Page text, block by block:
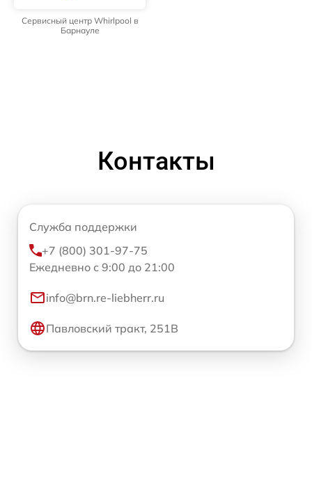
Сервисный центр Whirlpool в
Барнауле
Контакты
Служба поддержки
+7 (800) 301-97-75
Ежедневно с 9:00 до 21:00
info@brn.re-liebherr.ru
Павловский тракт, 251В